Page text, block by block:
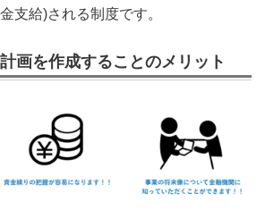
支給)される制度です。
画を作成することのメリット